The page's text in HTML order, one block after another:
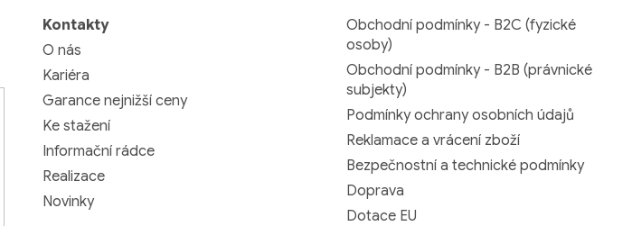
Kontakty
O nás
Kariéra
Garance nejnižší ceny
Ke stažení
Informační rádce
Realizace
Novinky
Obchodní podmínky - B2C (fyzické
osoby)
Obchodní podmínky - B2B (právnické
subjekty)
Podmínky ochrany osobních údajů
Reklamace a vrácení zboží
Bezpečnostní a technické podmínky
Doprava
Dotace EU